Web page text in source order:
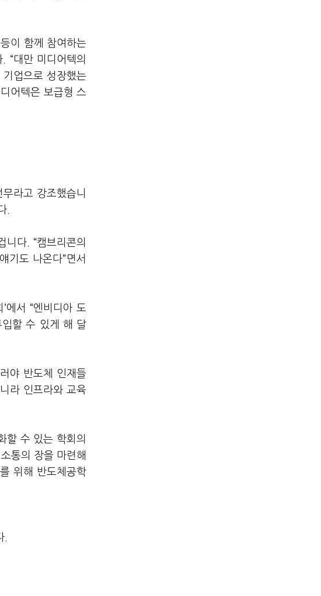
이 함께 참여하는
“대만 미디어텍의
업으로 성장했는
어텍은 보급형 스
라고 강조했습니
.
다. “캠브리콘의
기도 나온다”면서
에서 “엔비디아 도
할 수 있게 해 달
야 반도체 인재들
라 인프라와 교육
할 수 있는 학회의
통의 장을 마련해
위해 반도체공학
.